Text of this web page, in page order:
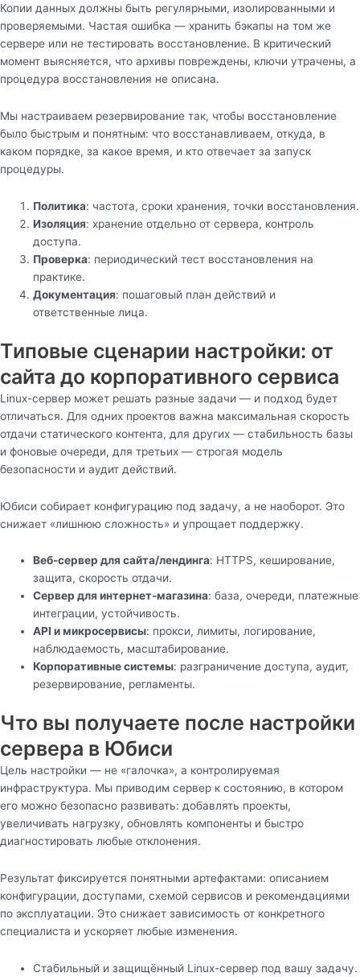
Копии данных должны быть регулярными, изолированными и
проверяемыми. Частая ошибка — хранить бэкапы на том же
сервере или не тестировать восстановление. В критический
момент выясняется, что архивы повреждены, ключи утрачены, а
процедура восстановления не описана.
Мы настраиваем резервирование так, чтобы восстановление
было быстрым и понятным: что восстанавливаем, откуда, в
каком порядке, за какое время, и кто отвечает за запуск
процедуры.
Политика: частота, сроки хранения, точки восстановления.
Изоляция: хранение отдельно от сервера, контроль
доступа.
Проверка: периодический тест восстановления на
практике.
Документация: пошаговый план действий и
ответственные лица.
Типовые сценарии настройки: от
сайта до корпоративного сервиса
Linux-сервер может решать разные задачи — и подход будет
отличаться. Для одних проектов важна максимальная скорость
отдачи статического контента, для других — стабильность базы
и фоновые очереди, для третьих — строгая модель
безопасности и аудит действий.
Юбиси собирает конфигурацию под задачу, а не наоборот. Это
снижает «лишнюю сложность» и упрощает поддержку.
Веб-сервер для сайта/лендинга: HTTPS, кеширование,
защита, скорость отдачи.
Сервер для интернет-магазина: база, очереди, платежные
интеграции, устойчивость.
API и микросервисы: прокси, лимиты, логирование,
наблюдаемость, масштабирование.
Корпоративные системы: разграничение доступа, аудит,
резервирование, регламенты.
Что вы получаете после настройки
сервера в Юбиси
Цель настройки — не «галочка», а контролируемая
инфраструктура. Мы приводим сервер к состоянию, в котором
его можно безопасно развивать: добавлять проекты,
увеличивать нагрузку, обновлять компоненты и быстро
диагностировать любые отклонения.
Результат фиксируется понятными артефактами: описанием
конфигурации, доступами, схемой сервисов и рекомендациями
по эксплуатации. Это снижает зависимость от конкретного
специалиста и ускоряет любые изменения.
Стабильный и защищённый Linux-сервер под вашу задачу.